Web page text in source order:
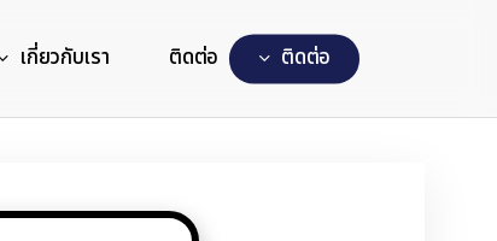
เกี่ยวกับเรา ติดต่อ ตดตอ